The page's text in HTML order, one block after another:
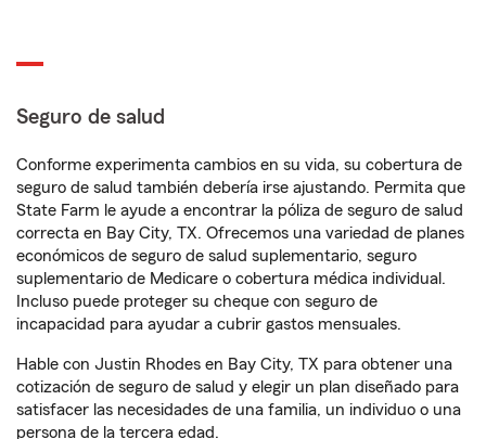
Seguro de salud
Conforme experimenta cambios en su vida, su cobertura de
seguro de salud también debería irse ajustando. Permita que
State Farm le ayude a encontrar la póliza de seguro de salud
correcta en Bay City, TX. Ofrecemos una variedad de planes
económicos de seguro de salud suplementario, seguro
suplementario de Medicare o cobertura médica individual.
Incluso puede proteger su cheque con seguro de
incapacidad para ayudar a cubrir gastos mensuales.
Hable con Justin Rhodes en Bay City, TX para obtener una
cotización de seguro de salud y elegir un plan diseñado para
satisfacer las necesidades de una familia, un individuo o una
persona de la tercera edad.